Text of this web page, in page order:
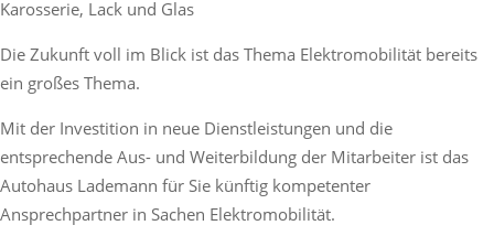
Karosserie, Lack und Glas
Die Zukunft voll im Blick ist das Thema Elektromobilität bereits
ein großes Thema.
Mit der Investition in neue Dienstleistungen und die
entsprechende Aus- und Weiterbildung der Mitarbeiter ist das
Autohaus Lademann für Sie künftig kompetenter
Ansprechpartner in Sachen Elektromobilität.